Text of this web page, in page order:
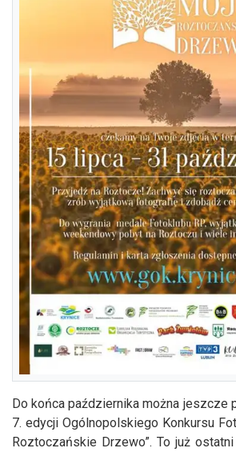
Do końca października można jeszcze
7. edycji Ogólnopolskiego Konkursu
Roztoczańskie Drzewo”. To już